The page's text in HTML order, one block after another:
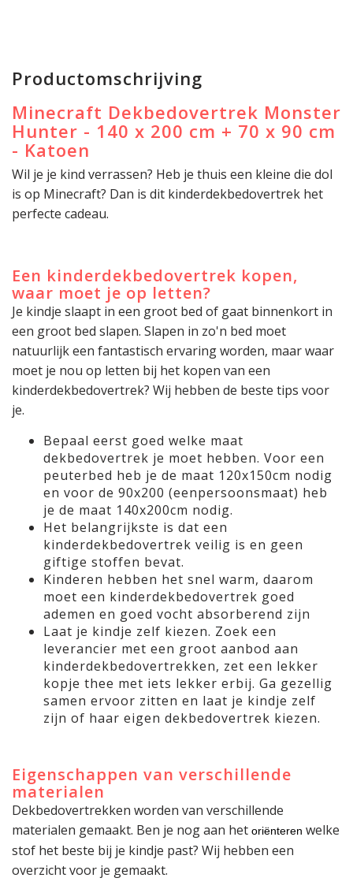
Productomschrijving
Minecraft Dekbedovertrek Monster
Hunter - 140 x 200 cm + 70 x 90 cm
- Katoen
Wil je je kind verrassen? Heb je thuis een kleine die dol
is op Minecraft? Dan is dit kinderdekbedovertrek het
perfecte cadeau.
Een kinderdekbedovertrek kopen,
waar moet je op letten?
Je kindje slaapt in een groot bed of gaat binnenkort in
een groot bed slapen. Slapen in zo'n bed moet
natuurlijk een fantastisch ervaring worden, maar waar
moet je nou op letten bij het kopen van een
kinderdekbedovertrek? Wij hebben de beste tips voor
je.
Bepaal eerst goed welke maat
dekbedovertrek je moet hebben. Voor een
peuterbed heb je de maat 120x150cm nodig
en voor de 90x200 (eenpersoonsmaat) heb
je de maat 140x200cm nodig.
Het belangrijkste is dat een
kinderdekbedovertrek veilig is en geen
giftige stoffen bevat.
Kinderen hebben het snel warm, daarom
moet een kinderdekbedovertrek goed
ademen en goed vocht absorberend zijn
Laat je kindje zelf kiezen. Zoek een
leverancier met een groot aanbod aan
kinderdekbedovertrekken, zet een lekker
kopje thee met iets lekker erbij. Ga gezellig
samen ervoor zitten en laat je kindje zelf
zijn of haar eigen dekbedovertrek kiezen.
Eigenschappen van verschillende
materialen
Dekbedovertrekken worden van verschillende
materialen gemaakt. Ben je nog aan het oriënteren welke
stof het beste bij je kindje past? Wij hebben een
overzicht voor je gemaakt.